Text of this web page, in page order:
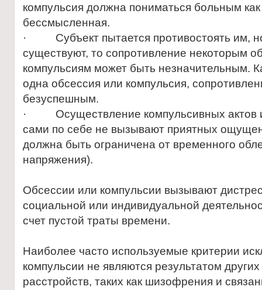
компульсия должна пониматься больным
бессмысленная.
· Субъект пытается противостоять им,
существуют, то сопротивление некоторым
компульсиям может быть незначительным.
одна обсессия или компульсия,
безуспешным.
· Осуществление компульсивных актов
сами по себе не вызывают приятных
должна быть ограничена от временного
напряжения).
Обсессии или компульсии вызывают
социальной или индивидуальной
счет пустой траты времени.
Наиболее часто используемые критерии
компульсии не являются результатом
расстройств, таких как шизофрения и